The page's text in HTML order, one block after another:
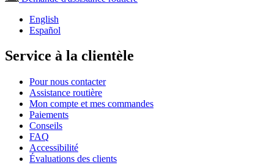
English
Español
Service à la clientèle
Pour nous contacter
Assistance routière
Mon compte et mes commandes
Paiements
Conseils
FAQ
Accessibilité
Évaluations des clients